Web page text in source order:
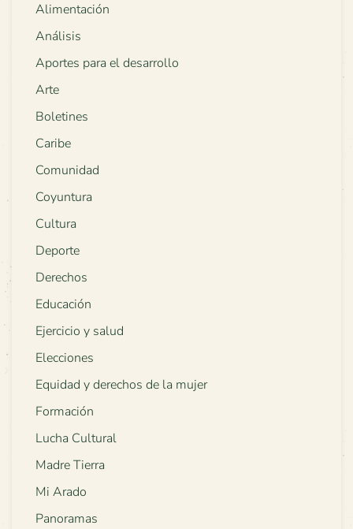
Alimentación
Análisis
Aportes para el desarrollo
Arte
Boletines
Caribe
Comunidad
Coyuntura
Cultura
Deporte
Derechos
Educación
Ejercicio y salud
Elecciones
Equidad y derechos de la mujer
Formación
Lucha Cultural
Madre Tierra
Mi Arado
Panoramas